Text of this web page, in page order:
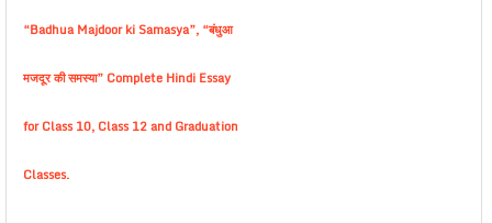
“Badhua Majdoor ki Samasya”, “बंधुआ
मजदूर की समस्या” Complete Hindi Essay
for Class 10, Class 12 and Graduation
Classes.